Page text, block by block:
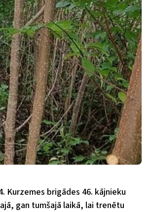
Kurzemes brigādes 46. kājnieku
gan tumšajā laikā, lai trenētu